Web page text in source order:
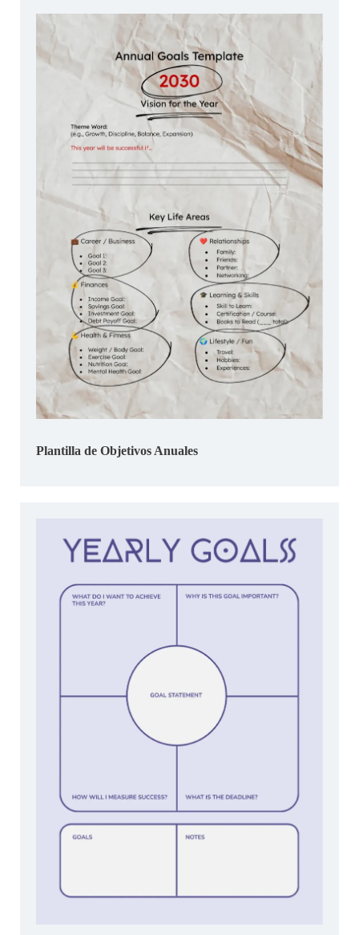
Plantilla de Objetivos Anuales